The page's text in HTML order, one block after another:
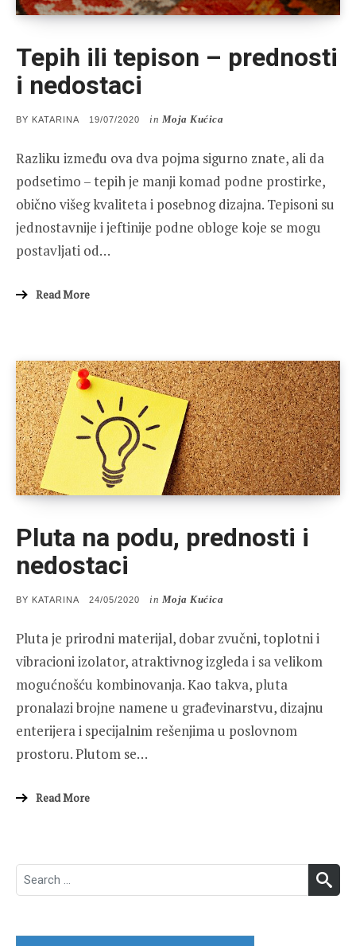
Tepih ili tepison – prednosti
i nedostaci
BY KATARINA
POSTED
19/07/2020 in Moja Kućica
Razliku između ova dva pojma sigurno znate, ali da
podsetimo – tepih je manji komad podne prostirke,
obično višeg kvaliteta i posebnog dizajna. Tepisoni su
jednostavnije i jeftinije podne obloge koje se mogu
postavljati od…
Read More
Pluta na podu, prednosti i
nedostaci
BY KATARINA
POSTED
24/05/2020 in Moja Kućica
Pluta je prirodni materijal, dobar zvučni, toplotni i
vibracioni izolator, atraktivnog izgleda i sa velikom
mogućnošću kombinovanja. Kao takva, pluta
pronalazi brojne namene u građevinarstvu, dizajnu
enterijera i specijalnim rešenjima u poslovnom
prostoru. Plutom se…
Read More
Search
for: